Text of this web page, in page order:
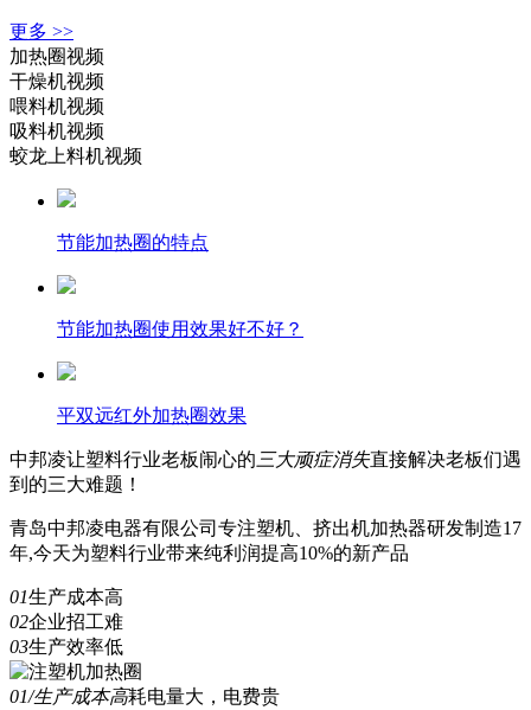
更多 >>
加热圈视频
干燥机视频
喂料机视频
吸料机视频
蛟龙上料机视频
节能加热圈的特点
节能加热圈使用效果好不好？
平双远红外加热圈效果
中邦凌让塑料行业老板闹心的 三大顽症消失直接解决老板们遇
到的三大难题！
青岛中邦凌电器有限公司专注塑机、挤出机加热器研发制造17
年,今天为塑料行业带来纯利润提高10%的新产品
01生产成本高
02企业招工难
03生产效率低
01/生产成本高耗电量大，电费贵